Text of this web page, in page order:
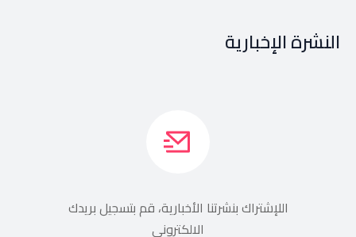
النشرة الإخبارية
اللإشتراك بنشرتنا الأخبارية، قم بتسجيل بريدك
الالكتروني